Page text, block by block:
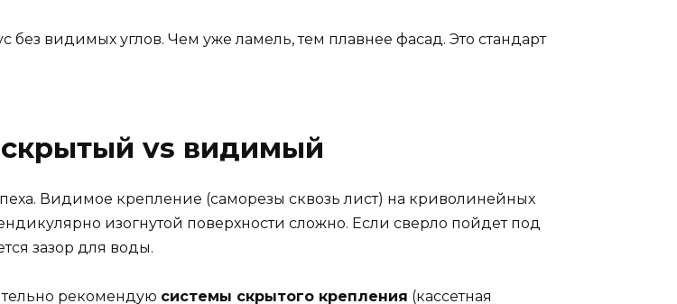
видимых углов. Чем уже ламель, тем плавнее фасад. Это стандарт
vs видимый
Видимое крепление (саморезы сквозь лист) на криволинейных
изогнутой поверхности сложно. Если сверло пойдет под
зазор для воды.
рекомендую системы скрытого крепления (кассетная